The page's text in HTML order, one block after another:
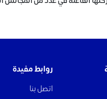
روابط مفيدة
اتصل بنا